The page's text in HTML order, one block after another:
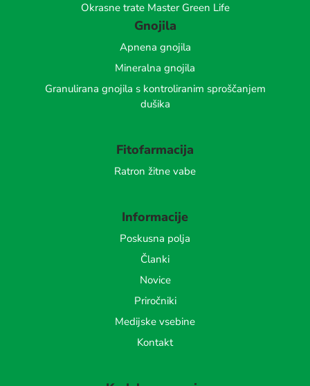
Okrasne trate Master Green Life
Gnojila
Apnena gnojila
Mineralna gnojila
Granulirana gnojila s kontroliranim sproščanjem
dušika
Fitofarmacija
Ratron žitne vabe
Informacije
Poskusna polja
Članki
Novice
Priročniki
Medijske vsebine
Kontakt